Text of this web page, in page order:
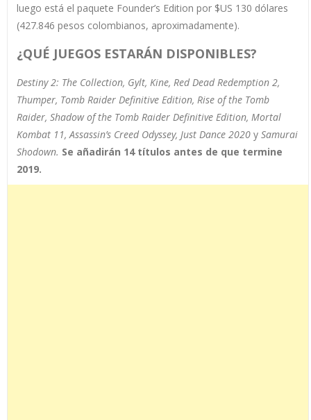
luego está el paquete Founder’s Edition por $US 130 dólares
(427.846 pesos colombianos, aproximadamente).
¿QUÉ JUEGOS ESTARÁN DISPONIBLES?
Destiny 2: The Collection, Gylt, Kine, Red Dead Redemption 2,
Thumper, Tomb Raider Definitive Edition, Rise of the Tomb
Raider, Shadow of the Tomb Raider Definitive Edition, Mortal
Kombat 11, Assassin’s Creed Odyssey, Just Dance 2020y Samurai
Shodown. Se añadirán 14 títulos antes de que termine
2019.